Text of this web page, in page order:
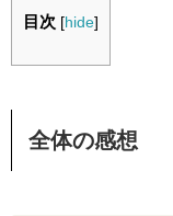
目次 [hide]
全体の感想